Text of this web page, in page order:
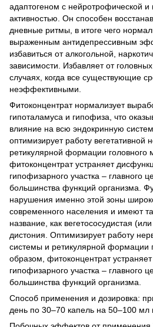
адаптогеном с нейротрофической и
активностью. Он способен
дневные ритмы, в итоге чего
выраженным антидепрессивным
избавиться от алкогольной,
зависимости. Избавляет от
случаях, когда все существующие
неэффективными.
Фитоконцентрат нормализует
гипоталамуса и гипофиза, что
влияние на всю эндокринную
оптимизирует работу вегетативной
ретикулярной формации головного
фитоконцентрат устраняет
гипофизарного участка – главного
большинства функций организма.
нарушения именно этой зоны
современного населения и имеют
название, как вегетососудистая
дистония. Оптимизирует работу
системы и ретикулярной формации
образом, фитоконцентрат
гипофизарного участка – главного
большинства функций организма.
Способ применения и дозировка:
день по 30–70 капель на 50–100 мл